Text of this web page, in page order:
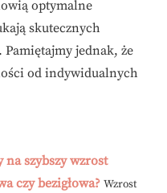
optymalne
skutecznych
jednak, że
od indywidualnych
na szybszy wzrost
czy bezigłowa? Wzrost